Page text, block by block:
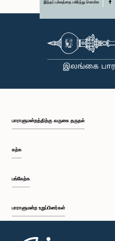
இந்தப் பக்கத்தை பகிர்ந்து கொள்க
பாராளுமன்றத்திற்கு வருகை தருதல்
கற்க
பங்கேற்க
பாராளுமன்ற உறுப்பினர்கள்
முதற்பக்கம்